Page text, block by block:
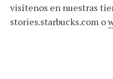
visítenos en nuestras
stories.starbucks.com o